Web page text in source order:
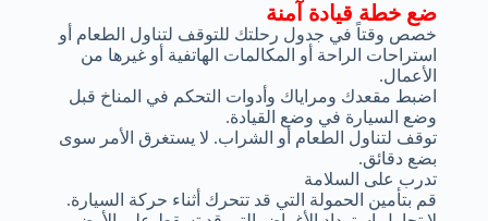
ضع خطة قيادة آمنة
خصص وقتاً في جدول رحلتك للتوقف لتناول الطعام أو
استراحات الراحة أو المكالمات الهاتفية أو غيرها من
الأعمال.
اضبط مقعدك ومراياك وأدوات التحكم في المناخ قبل
وضع السيارة في وضع القيادة.
توقف لتناول الطعام أو الشراب. لا يستغرق الأمر سوى
بضع دقائق.
تدرب على السلامة
قم بتأمين الحمولة التي قد تتحرك أثناء حركة السيارة.